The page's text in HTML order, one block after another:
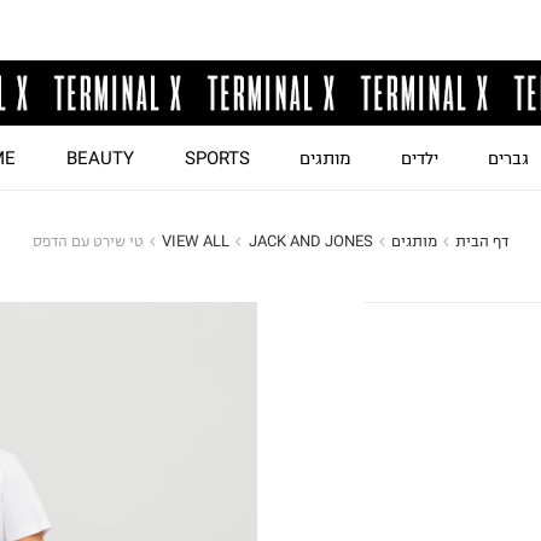
גברים ילדים מותגים SPORTS
BEAUTY
דף הבית מותגים JACK AND JONES
VIEW ALL טי שירט עם הדפס